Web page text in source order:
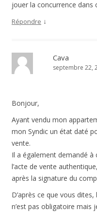
jouer la concurrence dans
Répondre ↓
Cava
septembre 22,
Bonjour,
Ayant vendu mon
mon Syndic un état daté
vente.
Il a également demandé
l’acte de vente
après la signature du
D’après ce que vous
n’est pas obligatoire mais